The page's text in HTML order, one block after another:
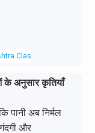
Class X Board
के अनुसार कृतियाँ
पानी अब निर्मल
और